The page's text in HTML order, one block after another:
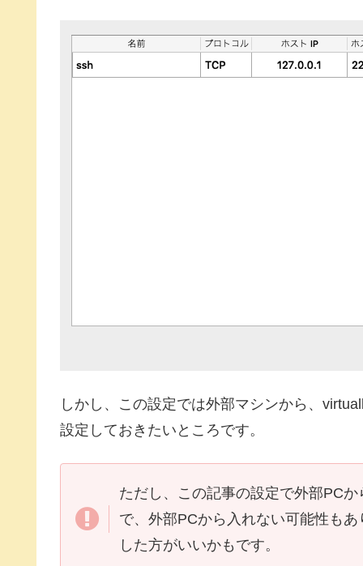
しかし、この設定では外部マシンから、
設定しておきたいところです。
ただし、この記事の設定で外部PC
で、外部PCから入れない可能性も
した方がいいかもです。